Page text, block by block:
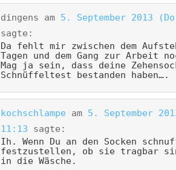
dingens am 5. September 2013
sagte:
Da fehlt mir zwischen dem
Tagen und dem Gang zur Arbeit
Mag ja sein, dass deine
Schnüffeltest bestanden haben….
kochschlampe am 5. September
11:13
sagte:
Ih. Wenn Du an den Socken
festzustellen, ob sie tragbar
in die Wäsche.